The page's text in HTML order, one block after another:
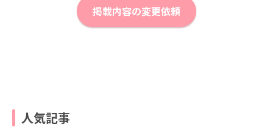
掲載内容の変更依頼
人気記事